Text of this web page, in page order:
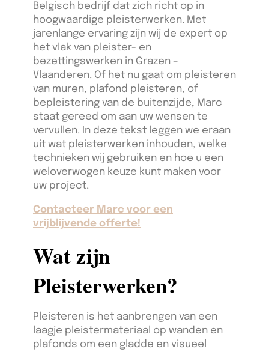
Belgisch bedrijf dat zich richt op in
hoogwaardige pleisterwerken. Met
jarenlange ervaring zijn wij de expert op
het vlak van pleister- en
bezettingswerken in Grazen –
Vlaanderen. Of het nu gaat om pleisteren
van muren, plafond pleisteren, of
bepleistering van de buitenzijde, Marc
staat gereed om aan uw wensen te
vervullen. In deze tekst leggen we eraan
uit wat pleisterwerken inhouden, welke
technieken wij gebruiken en hoe u een
weloverwogen keuze kunt maken voor
uw project.
Contacteer Marc voor een
vrijblijvende offerte!
Wat zijn
Pleisterwerken?
Pleisteren is het aanbrengen van een
laagje pleistermateriaal op wanden en
plafonds om een gladde en visueel